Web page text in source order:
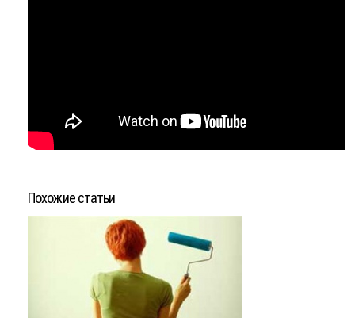
Похожие статьи